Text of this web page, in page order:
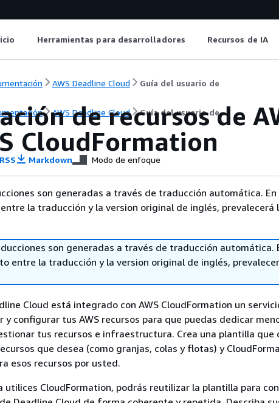
Herramientas para desarrolladores Recursos de IA
AWS Deadline Cloud Guía del usuario de
AWS Deadline Cloud Guía del usuario de
de recursos de
CloudFormation
RSS Markdown Modo de enfoque
son generadas a través de traducción automática. En
la traducción y la version original de inglés, prevalecerá
son generadas a través de traducción automática.
entre la traducción y la version original de inglés,
Cloud está integrado con AWS CloudFormation un
y configurar tus AWS recursos para que puedas dedicar
tus recursos e infraestructura. Crea una plantilla que
que desea (como granjas, colas y flotas) y
esos recursos por usted.
utilices CloudFormation, podrás reutilizar la plantilla para